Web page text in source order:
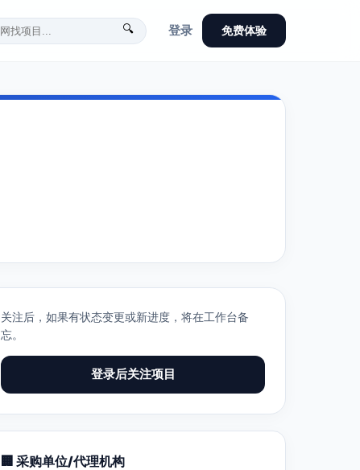
🔍 登录 免费体验
关注后，如果有状态变更或新进度，将在工作台备
忘。
登录后关注项目
🏢 采购单位/代理机构